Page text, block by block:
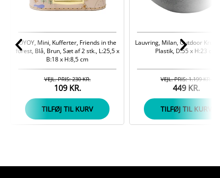
OYOY, Mini, Kufferter, Friends in the
forest, Blå, Brun, Sæt af 2 stk., L:25,5 x
B:18 x H:8,5 cm
109 KR.
VEJL. PRIS: 230 KR.
TILFØJ TIL KURV
Lauvring, Milan, Outdoor
Plastik, D:55 x H:23 cm
449 KR.
VEJL. PRIS: 1.199 KR.
TILFØJ TIL KURV